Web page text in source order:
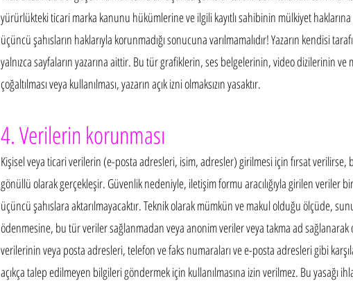
yürürlükteki ticari marka kanunu hükümlerine ve ilgili kayıtlı sahibinin mülkiyet
üçüncü şahısların haklarıyla korunmadığı sonucuna varılmamalıdır! Yazarın kendisi
yalnızca sayfaların yazarına aittir. Bu tür grafiklerin, ses belgelerinin, video dizilerinin ve
çoğaltılması veya kullanılması, yazarın açık izni olmaksızın yasaktır.
4. Verilerin korunması
Kişisel veya ticari verilerin (e-posta adresleri, isim, adresler) girilmesi için fırsat verilirse,
gönüllü olarak gerçekleşir. Güvenlik nedeniyle, iletişim formu aracılığıyla girilen veriler
üçüncü şahıslara aktarılmayacaktır. Teknik olarak mümkün ve makul olduğu ölçüde,
ödenmesine, bu tür veriler sağlanmadan veya anonim veriler veya takma ad
verilerinin veya posta adresleri, telefon ve faks numaraları ve e-posta adresleri gibi
açıkça talep edilmeyen bilgileri göndermek için kullanılmasına izin verilmez. Bu yasağı